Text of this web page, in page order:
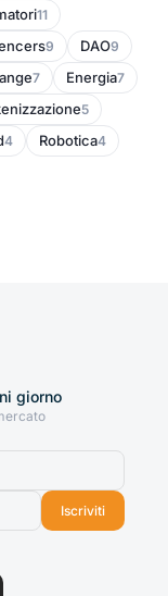
11
9 DAO9
7 Energia7
5
4 Robotica4
giorno
Iscriviti